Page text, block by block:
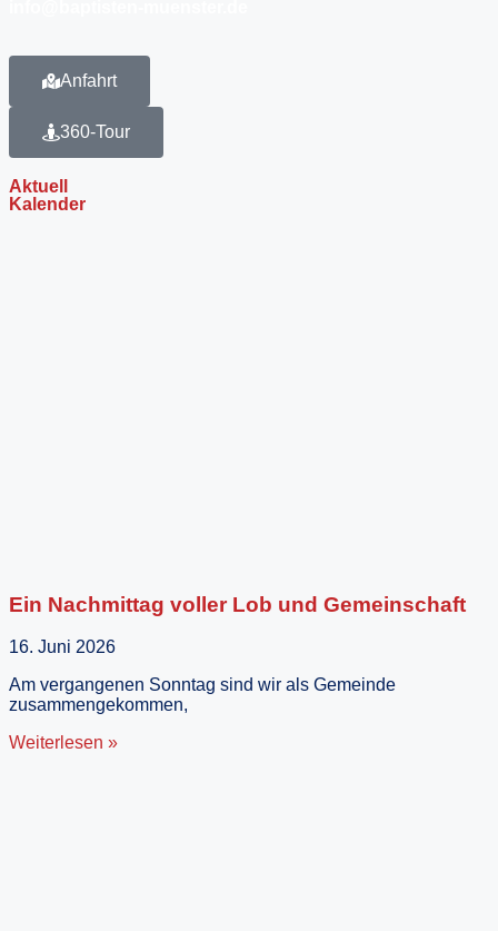
Anfahrt
360-Tour
Aktuell
Kalender
Ein Nachmittag voller Lob und Gemeinschaft
16. Juni 2026
Am vergangenen Sonntag sind wir als Gemeinde
zusammengekommen,
Weiterlesen »